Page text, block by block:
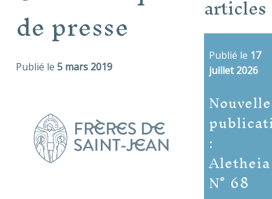
de presse
Publié le 5 mars 2019
articles
Publié le 17
juillet 2026
Nouvelle
:
Aletheia
N° 68